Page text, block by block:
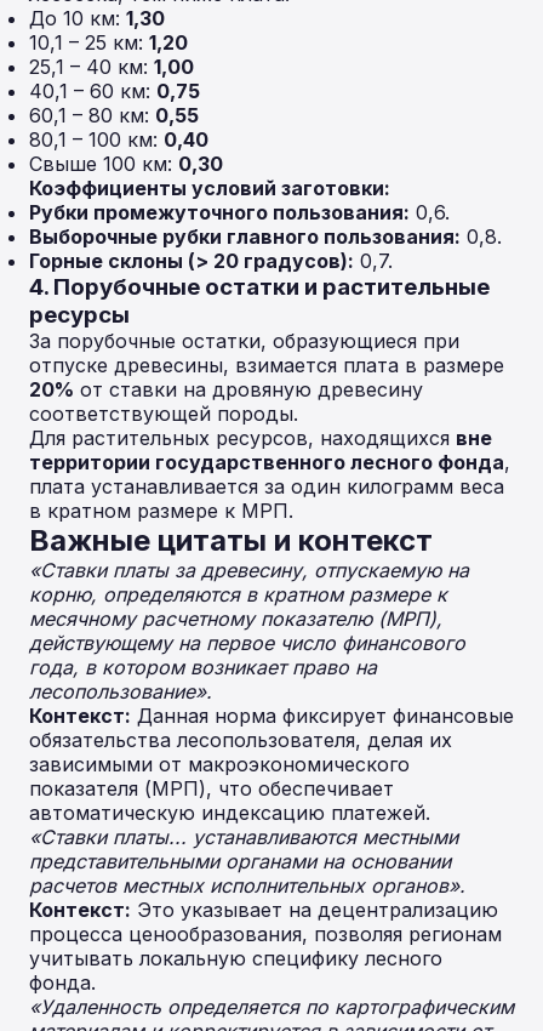
До 10 км: 1,30
10,1 – 25 км: 1,20
25,1 – 40 км: 1,00
40,1 – 60 км: 0,75
60,1 – 80 км: 0,55
80,1 – 100 км: 0,40
Свыше 100 км: 0,30
Коэффициенты условий заготовки:
Рубки промежуточного пользования: 0,6.
Выборочные рубки главного пользования: 0,8.
Горные склоны (> 20 градусов): 0,7.
4. Порубочные остатки и растительные
ресурсы
За порубочные остатки, образующиеся при
отпуске древесины, взимается плата в размере
20% от ставки на дровяную древесину
соответствующей породы.
Для растительных ресурсов, находящихся вне
территории государственного лесного фонда,
плата устанавливается за один килограмм веса
в кратном размере к МРП.
Важные цитаты и контекст
«Ставки платы за древесину, отпускаемую на
корню, определяются в кратном размере к
месячному расчетному показателю (МРП),
действующему на первое число финансового
года, в котором возникает право на
лесопользование».
Контекст: Данная норма фиксирует финансовые
обязательства лесопользователя, делая их
зависимыми от макроэкономического
показателя (МРП), что обеспечивает
автоматическую индексацию платежей.
«Ставки платы... устанавливаются местными
представительными органами на основании
расчетов местных исполнительных органов».
Контекст: Это указывает на децентрализацию
процесса ценообразования, позволяя регионам
учитывать локальную специфику лесного
фонда.
«Удаленность определяется по картографическим